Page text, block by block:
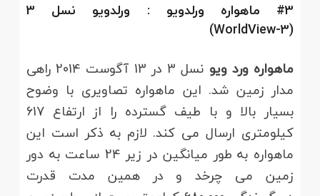
#3 ماهواره ورلدویو : ورلدویو
نسل 3
(WorldView-3)
ماهواره ورد ویو
نسل 3 در 13 آگوست 2014 راهی
مدار زمین شد. این ماهواره تصاویری با وضوح
بسیار بالا و با طیف گسترده را از ارتفاع 617
کیلومتری ارسال می کند. لازم به ذکر است این
ماهواره به طور میانگین در زیر 24 ساعت به دور
زمین می چرخد و در همین مدت قدرت